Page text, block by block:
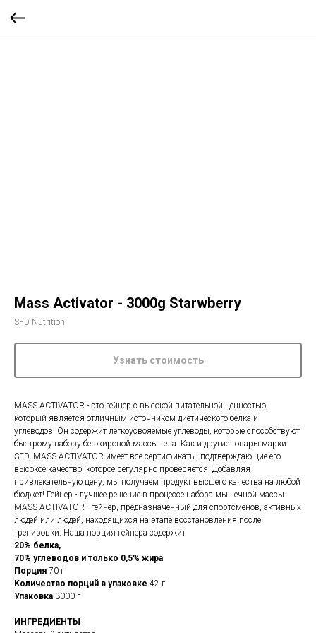
Mass Activator - 3000g Starwberry
SFD Nutrition
Узнать стоимость
MASS ACTIVATOR - это гейнер с высокой питательной ценностью,
который является отличным источником диетического белка и
углеводов. Он содержит легкоусвояемые углеводы, которые способствуют
быстрому набору безжировой массы тела. Как и другие товары марки
SFD, MASS ACTIVATOR имеет все сертификаты, подтверждающие его
высокое качество, которое регулярно проверяется. Добавляя
привлекательную цену, мы получаем продукт высшего качества на любой
бюджет! Гейнер - лучшее решение в процессе набора мышечной массы.
MASS ACTIVATOR - гейнер, предназначенный для спортсменов, активных
людей или людей, находящихся на этапе восстановления после
тренировки. Наша порция гейнера содержит
20% белка,
70% углеводов и только 0,5% жира
Порция 70 г
Количество порций в упаковке 42 г
Упаковка 3000 г
ИНГРЕДИЕНТЫ